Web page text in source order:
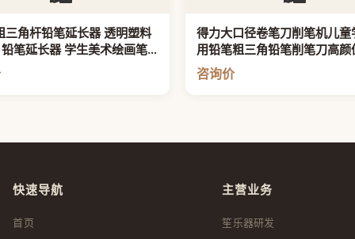
角杆铅笔延长器 透明塑料
笔延长器 学生美术绘画笔
儿童写字洞洞铅笔延长接笔
得力大口径卷笔刀削笔机儿童
用铅笔粗三角铅笔削笔刀高颜
咨询价
快速导航
首页
主营业务
笙乐器研发